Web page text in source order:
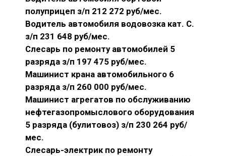
полуприцеп з/п 212 272 руб/мес.
Водитель автомобиля водовозка кат. С.
з/п 231 648 руб/мес.
Слесарь по ремонту автомобилей 5
разряда з/п 197 475 руб/мес.
Машинист крана автомобильного 6
разряда з/п 260 000 руб/мес.
Машинист агрегатов по обслуживанию
нефтегазопромыслового оборудования
5 разряда (булитовоз) з/п 230 264 руб/
мес.
Слесарь-электрик по ремонту